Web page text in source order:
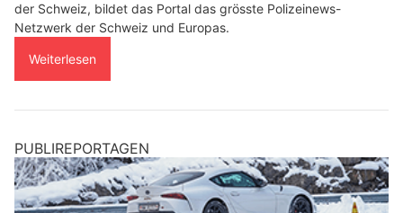
der Schweiz, bildet das Portal das grösste Polizeinews-
Netzwerk der Schweiz und Europas.
Weiterlesen
PUBLIREPORTAGEN